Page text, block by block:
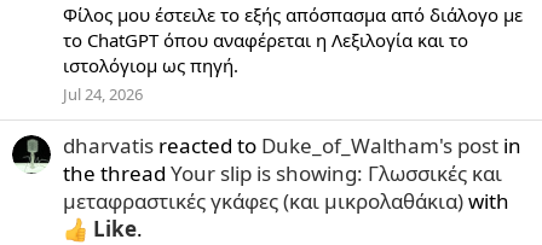
Φίλος μου έστειλε το εξής απόσπασμα από διάλογο με
το ChatGPT όπου αναφέρεται η Λεξιλογία και το
ιστολόγιομ ως πηγή.
Jul 24, 2026
dharvatis reacted to Duke_of_Waltham's post in
the thread Your slip is showing: Γλωσσικές και
μεταφραστικές γκάφες (και μικρολαθάκια)with
Like.